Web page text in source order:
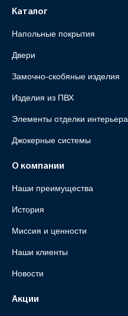
Каталог
Напольные покрытия
Двери
Замочно-скобяные изделия
Изделия из ПВХ
Элементы отделки интерьера
Джокерные системы
О компании
Наши преимущества
История
Миссия и ценности
Наши клиенты
Новости
Акции